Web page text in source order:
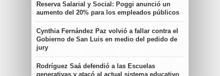
Reserva Salarial y Social: Poggi anunció un
aumento del 20% para los empleados públicos
Cynthia Fernández Paz volvió a fallar contra el
Gobierno de San Luis en medio del pedido de
jury
Rodríguez Saá defendió a las Escuelas
generativas y atacó al actual sistema educativo